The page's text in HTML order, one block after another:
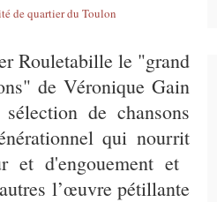
Rouletabille le "grand
de Véronique Gain
de chansons
qui nourrit
et d'engouement et
l’œuvre pétillante